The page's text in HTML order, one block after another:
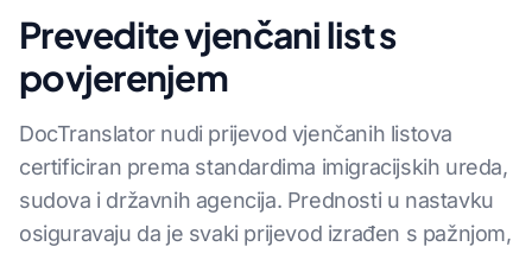
Prevedite vjenčani list s
povjerenjem
DocTranslator nudi prijevod vjenčanih listova
certificiran prema standardima imigracijskih ureda,
sudova i državnih agencija. Prednosti u nastavku
osiguravaju da je svaki prijevod izrađen s pažnjom,